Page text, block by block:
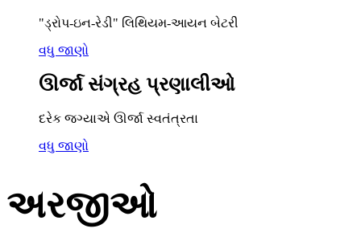
"ડ્રોપ-ઇન-રેડી" લિથિયમ-આયન બેટરી
વધુ જાણો
ઊર્જા સંગ્રહ પ્રણાલીઓ
દરેક જગ્યાએ ઊર્જા સ્વતંત્રતા
વધુ જાણો
અરજીઓ